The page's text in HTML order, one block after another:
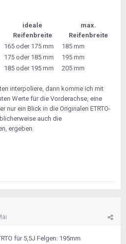
ideale
Reifenbreite
max.
Reifenbreite
165 oder 175 mm
185 mm
175 oder 185 mm
195 mm
185 oder 195 mm 205 mm
interpoliere, dann komme ich mit
Werte für die Vorderachse, eine
nur ein Blick in die Originalen ETRTO-
auch die
ergeben.
für 5,5J Felgen: 195mm